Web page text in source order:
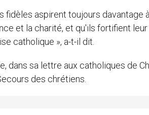
fidèles aspirent toujours
et la charité, et qu'ils fortifient
catholique », a-t-il dit.
dans sa lettre aux catholiques de
des chrétiens.